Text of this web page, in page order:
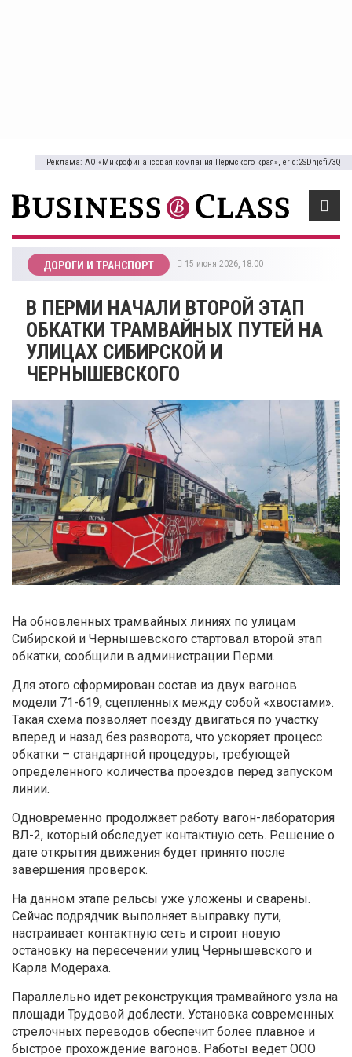
Реклама: АО «Микрофинансовая компания Пермского края», erid:2SDnjcfi73Q
ДОРОГИ И ТРАНСПОРТ 15 июня 2026, 18:00
В ПЕРМИ НАЧАЛИ ВТОРОЙ ЭТАП
ОБКАТКИ ТРАМВАЙНЫХ ПУТЕЙ НА
УЛИЦАХ СИБИРСКОЙ И
ЧЕРНЫШЕВСКОГО
На обновленных трамвайных линиях по улицам
Сибирской и Чернышевского стартовал второй этап
обкатки, сообщили в администрации Перми.
Для этого сформирован состав из двух вагонов
модели 71-619, сцепленных между собой «хвостами».
Такая схема позволяет поезду двигаться по участку
вперед и назад без разворота, что ускоряет процесс
обкатки – стандартной процедуры, требующей
определенного количества проездов перед запуском
линии.
Одновременно продолжает работу вагон-лаборатория
ВЛ-2, который обследует контактную сеть. Решение о
дате открытия движения будет принято после
завершения проверок.
На данном этапе рельсы уже уложены и сварены.
Сейчас подрядчик выполняет выправку пути,
настраивает контактную сеть и строит новую
остановку на пересечении улиц Чернышевского и
Карла Модераха.
Параллельно идет реконструкция трамвайного узла на
площади Трудовой доблести. Установка современных
стрелочных переводов обеспечит более плавное и
быстрое прохождение вагонов. Работы ведет ООО